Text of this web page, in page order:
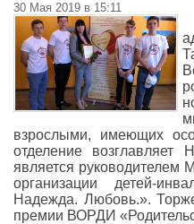
30 Мая 2019 в 15:11
взрослыми, имеющих
отделение возглавляет
является руководителем
организации детей-
Надежда. Любовь.».
премии ВОРДИ